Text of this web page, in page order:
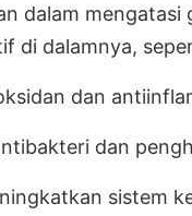
dalam
di dalamnya,
dan
dan
sistem